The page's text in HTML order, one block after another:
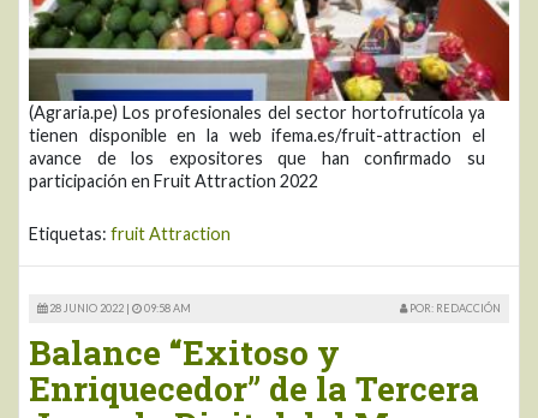
(Agraria.pe) Los profesionales del sector hortofrutícola ya
tienen disponible en la web ifema.es/fruit-attraction el
avance de los expositores que han confirmado su
participación en Fruit Attraction 2022
Etiquetas: fruit Attraction
28 JUNIO 2022 | 09:58 AM POR: REDACCIÓN
Balance “Exitoso y
Enriquecedor” de la Tercera